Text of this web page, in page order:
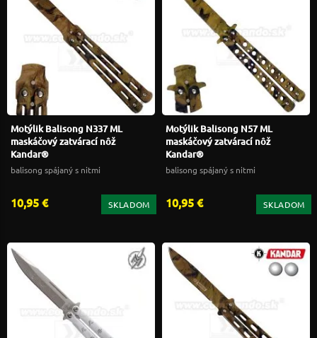
Motýlik Balisong N337 ML
maskáčový zatvárací nôž
Kandar®
balisong spájaný s nitmi
10,95 € SKLADOM
Motýlik Balisong N57 ML
maskáčový zatvárací nôž
Kandar®
balisong spájaný s nitmi
10,95 € SKLADOM